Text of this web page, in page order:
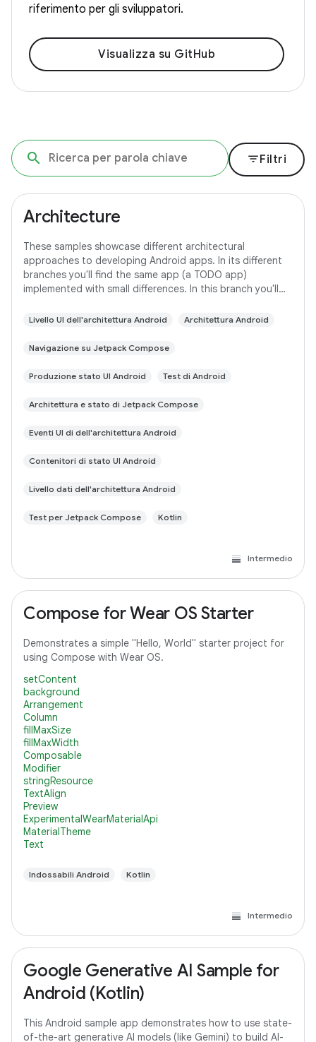
riferimento per gli sviluppatori.
Visualizza su GitHub
filter_listFiltri
Architecture
These samples showcase different architectural
approaches to developing Android apps. In its different
branches you'll find the same app (a TODO app)
implemented with small differences. In this branch you'll
Livello UI dell'architettura Android Architettura Android
Navigazione su Jetpack Compose
Produzione stato UI Android Test di Android
Architettura e stato di Jetpack Compose
Eventi UI di dell'architettura Android
Contenitori di stato UI Android
Livello dati dell'architettura Android
Test per Jetpack Compose Kotlin
Intermedio
Compose for Wear OS Starter
Demonstrates a simple "Hello, World" starter project for
using Compose with Wear OS.
setContent
background
Arrangement
Column
fillMaxSize
fillMaxWidth
Composable
Modifier
stringResource
TextAlign
Preview
ExperimentalWearMaterialApi
MaterialTheme
Text
Indossabili Android Kotlin
Intermedio
Google Generative AI Sample for
Android (Kotlin)
This Android sample app demonstrates how to use state-
of-the-art generative AI models (like Gemini) to build AI-